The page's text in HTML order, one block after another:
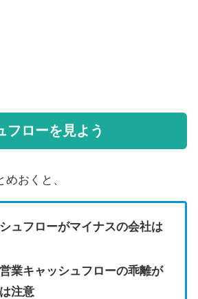
フローを見よう
おくと、
ュフローがマイナスの会社は
業キャッシュフローの乖離が
注意